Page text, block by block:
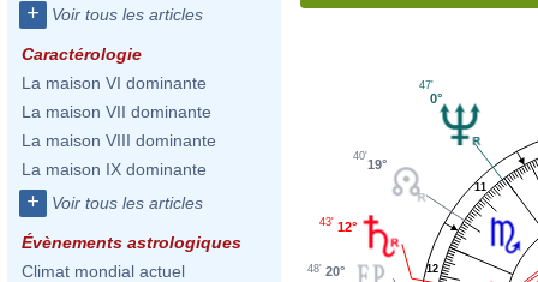
+ Voir tous les articles
Caractérologie
La maison VI dominante
La maison VII dominante
La maison VIII dominante
La maison IX dominante
+ Voir tous les articles
Évènements astrologiques
Climat mondial actuel
11
12
0°
47'
19°
40'
12°
43'
20°
48'